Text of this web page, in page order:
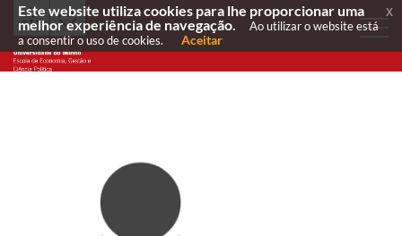
Este website utiliza cookies para lhe proporcionar uma
melhor experiência de navegação.
Ao utilizar o website está
a consentir o uso de cookies.
Aceitar
x